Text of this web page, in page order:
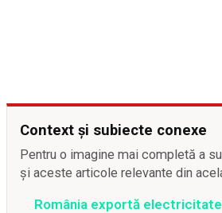
Context și subiecte conexe
Pentru o imagine mai completă a
și aceste articole relevante din
România exportă